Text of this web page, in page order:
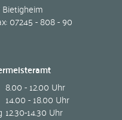
Bietigheim
07245 - 808 - 90
8.00 - 12.00 Uhr
14.00 - 18.00 Uhr
12.30-14.30 Uhr